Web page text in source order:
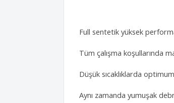
Full sentetik yüksek
Tüm çalışma koşullarında
Düşük sıcaklıklarda
Aynı zamanda yumuşak